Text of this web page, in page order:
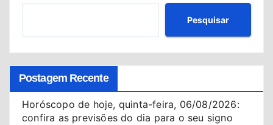
Pesquisar
Postagem Recente
Horóscopo de hoje, quinta-feira, 06/08/2026:
confira as previsões do dia para o seu signo